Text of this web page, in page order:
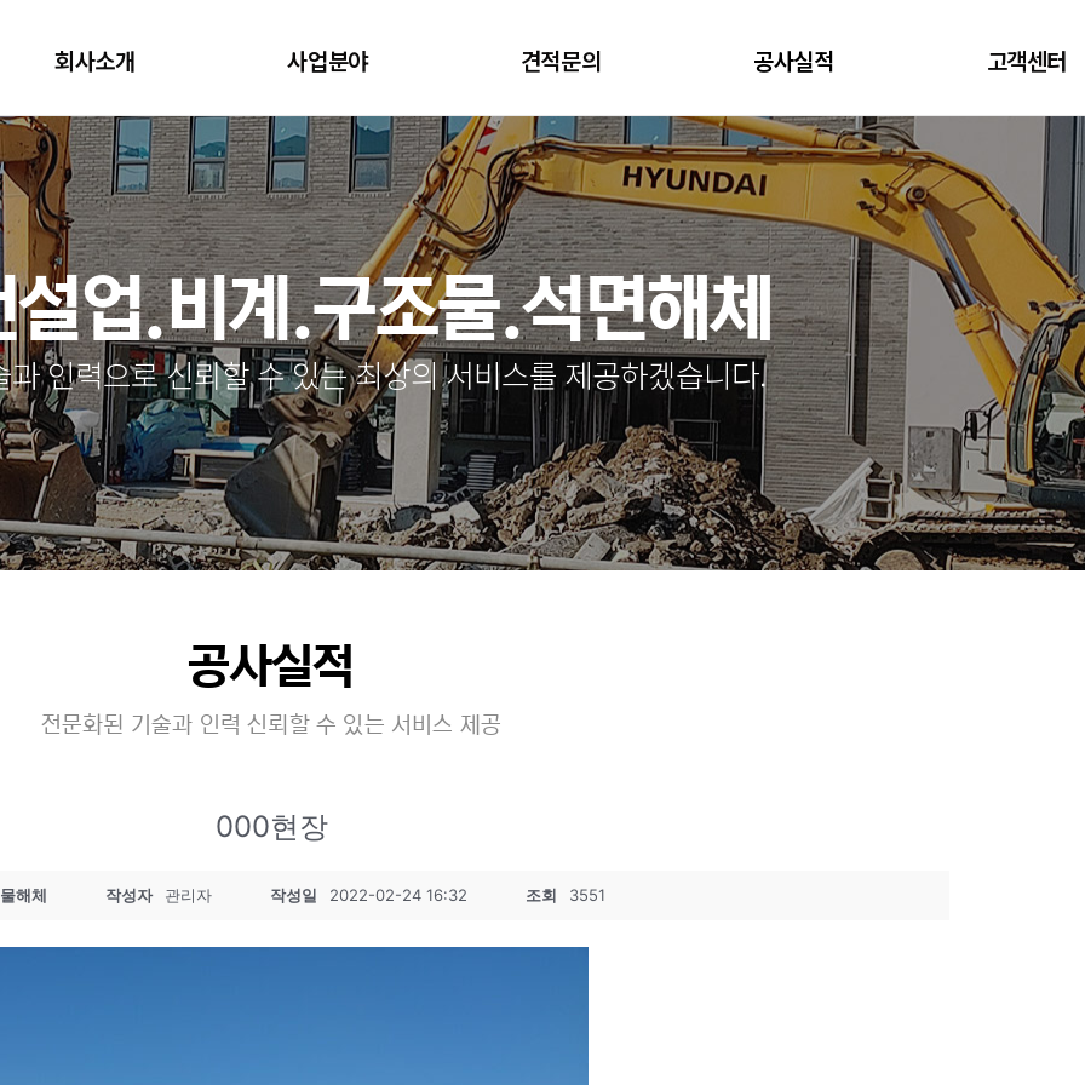
회사소개 사업분야 견적문의 공사실적 고객센터
설업.비계.구조물.석면해체
인력으로 신뢰할 수 있는 최상의 서비스를 제공하겠습니다.
공사실적
전문화된 기술과 인력 신뢰할 수 있는 서비스 제공
000현장
해체 작성자 관리자 작성일 2022-02-24 16:32 조회 3551